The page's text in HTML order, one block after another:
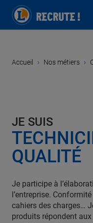
Accueil › Nos métiers ›
JE SUIS
QUALITÉ
Je participe à
l’entreprise.
cahiers des charges…
produits répondent